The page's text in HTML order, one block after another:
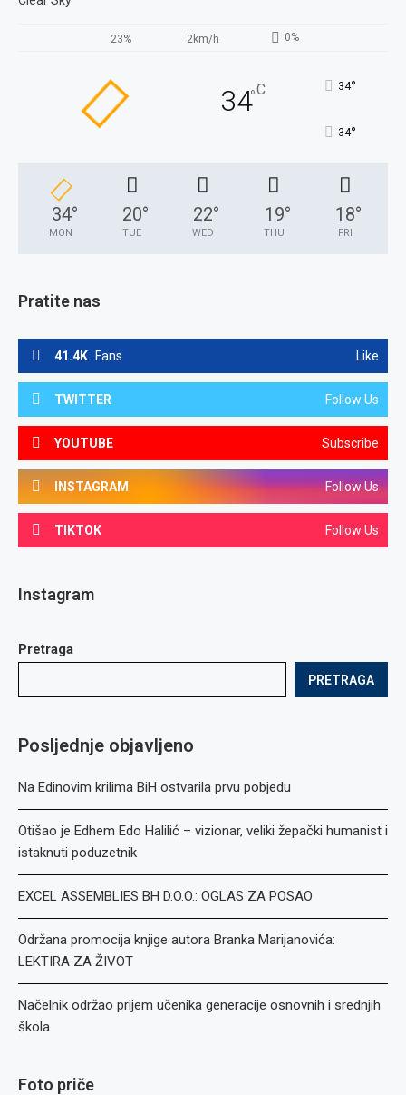
23% 2km/h 0%
34°C 34°
34°
34°
MON
20°
TUE
22°
WED
19°
THU
18°
FRI
Pratite nas
41.4K Fans Like
TWITTER Follow Us
YOUTUBE Subscribe
INSTAGRAM Follow Us
TIKTOK Follow Us
Instagram
Pretraga
PRETRAGA
Posljednje objavljeno
Na Edinovim krilima BiH ostvarila prvu pobjedu
Otišao je Edhem Edo Halilić – vizionar, veliki žepački humanist i
istaknuti poduzetnik
EXCEL ASSEMBLIES BH D.O.O.: OGLAS ZA POSAO
Održana promocija knjige autora Branka Marijanovića:
LEKTIRA ZA ŽIVOT
Načelnik održao prijem učenika generacije osnovnih i srednjih
škola
Foto priče